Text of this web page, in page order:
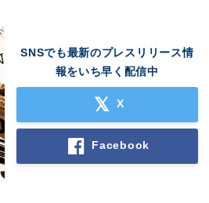
SNSでも最新のプレスリリース情
報をいち早く配信中
X
Facebook